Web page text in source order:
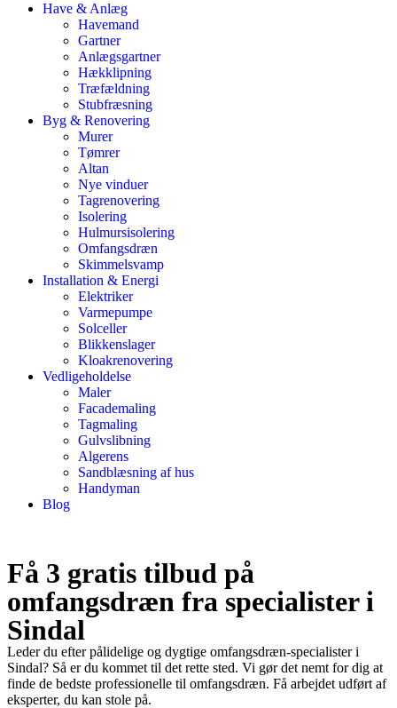
Have & Anlæg
Havemand
Gartner
Anlægsgartner
Hækklipning
Træfældning
Stubfræsning
Byg & Renovering
Murer
Tømrer
Altan
Nye vinduer
Tagrenovering
Isolering
Hulmursisolering
Omfangsdræn
Skimmelsvamp
Installation & Energi
Elektriker
Varmepumpe
Solceller
Blikkenslager
Kloakrenovering
Vedligeholdelse
Maler
Facademaling
Tagmaling
Gulvslibning
Algerens
Sandblæsning af hus
Handyman
Blog
Få 3 gratis tilbud på
omfangsdræn fra specialister i
Sindal
Leder du efter pålidelige og dygtige omfangsdræn-specialister i
Sindal? Så er du kommet til det rette sted. Vi gør det nemt for dig at
finde de bedste professionelle til omfangsdræn. Få arbejdet udført af
eksperter, du kan stole på.